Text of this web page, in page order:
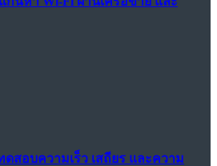
ดสอบความเร็ว เสถียร และความ